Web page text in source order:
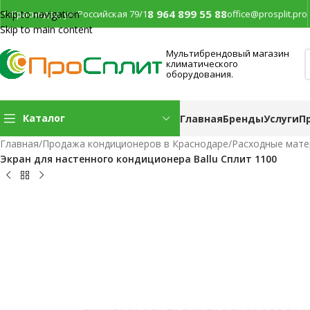
Skip to navigation
Skip to main content
г. Краснодар, ул. Российская 79/18 964 899 55 88office@prosplit.pro
Мультибрендовый магазин
климатического
оборудования.
Каталог ГлавнаяБрендыУслуги
Главная/Продажа кондиционеров в Краснодаре/Расходные
Экран для настенного кондиционера Ballu Сплит 1100